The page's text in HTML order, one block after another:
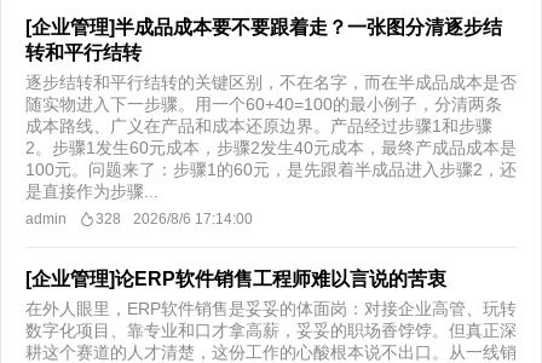
[企业管理]半成品成本要不要跟着走？一张图分清逐步结
转和平行结转
逐步结转和平行结转的关键区别，不在名字，而在半成品成本是否
随实物进入下一步骤。用一个60+40=100的最小例子，分清两条
成本路线、广义在产品和成本还原边界。产品经过步骤1和步骤
2。步骤1发生60元成本，步骤2发生40元成本，最终产成品成本是
100元。问题来了：步骤1的60元，是先跟着半成品进入步骤2，还
是直接作为步骤...
admin 328 2026/8/6 17:14:00
[企业管理]论ERP软件销售工程师难以言说的苦衷
在外人眼里，ERP软件销售是妥妥的体面岗：对接企业高管、玩转
数字化项目、靠专业和口才拿高薪，妥妥的职场香饽饽。但真正深
耕这个赛道的人才清楚，这份工作的心酸根本说不出口。从一线销